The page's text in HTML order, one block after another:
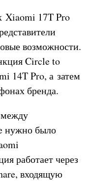
Xiaomi 17T Pro
возможности.
Circle to
14T Pro, а затем
бренда.
нужно было
работает через
входящую